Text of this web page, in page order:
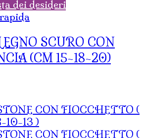
dei desideri
SCURO CON
(CM 15-18-20)